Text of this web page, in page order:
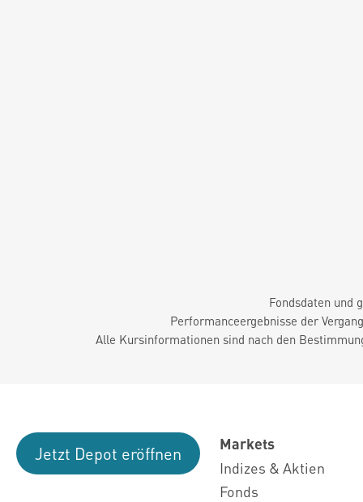
Fondsdaten und
Performanceergebnisse der
Alle Kursinformationen sind nach den
Jetzt Depot eröffnen
Markets
Indizes & Aktien
Fonds